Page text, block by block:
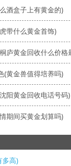
酒盒子上有黄金的)
带什么黄金首饰)
庐黄金回收什么价格
(黄金兽值得培养吗)
阳黄金回收电话号码)
期间买黄金划算吗)
多高)